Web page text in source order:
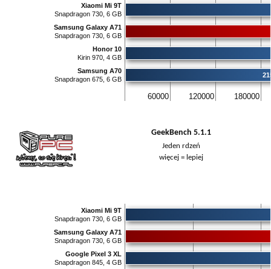
60000 120000 180000
Xiaomi Mi 9T
Snapdragon 730, 6 GB
Samsung Galaxy A71
Snapdragon 730, 6 GB
Honor 10
Kirin 970, 4 GB
Samsung A70
Snapdragon 675, 6 GB
GeekBench 5.1.1
Jeden rdzeń
więcej = lepiej
Xiaomi Mi 9T
Snapdragon 730, 6 GB
Samsung Galaxy A71
Snapdragon 730, 6 GB
Google Pixel 3 XL
Snapdragon 845, 4 GB